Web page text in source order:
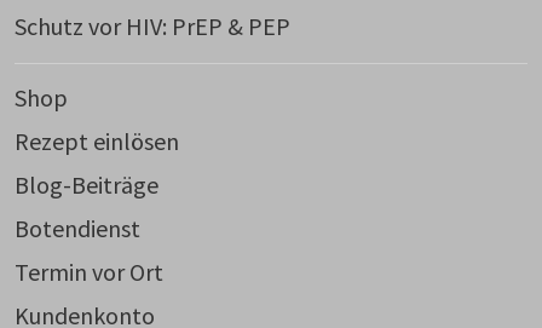
Schutz vor HIV: PrEP & PEP
Shop
Rezept einlösen
Blog-Beiträge
Botendienst
Termin vor Ort
Kundenkonto